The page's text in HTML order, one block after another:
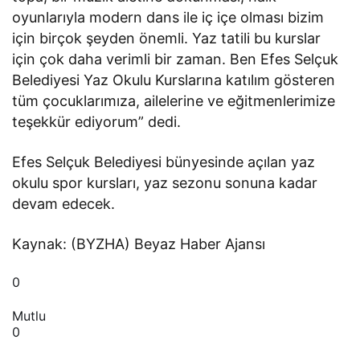
oyunlarıyla modern dans ile iç içe olması bizim
için birçok şeyden önemli. Yaz tatili bu kurslar
için çok daha verimli bir zaman. Ben Efes Selçuk
Belediyesi Yaz Okulu Kurslarına katılım gösteren
tüm çocuklarımıza, ailelerine ve eğitmenlerimize
teşekkür ediyorum” dedi.
Efes Selçuk Belediyesi bünyesinde açılan yaz
okulu spor kursları, yaz sezonu sonuna kadar
devam edecek.
Kaynak: (BYZHA) Beyaz Haber Ajansı
0
Mutlu
0